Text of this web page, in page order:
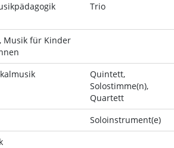
Trio
Musik für Kinder
Quintett,
Solostimme(n),
Quartett
Soloinstrument(e)